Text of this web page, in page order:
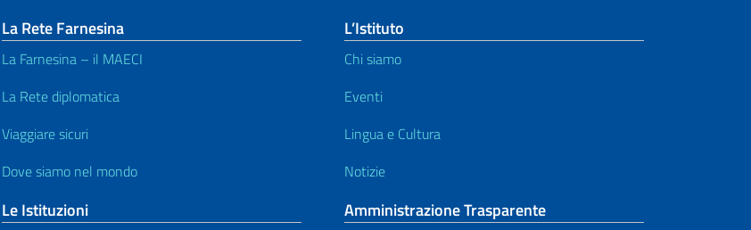
La Rete Farnesina
La Farnesina – il MAECI
La Rete diplomatica
Viaggiare sicuri
Dove siamo nel mondo
Le Istituzioni
L’Istituto
Chi siamo
Eventi
Lingua e Cultura
Notizie
Amministrazione Trasparente